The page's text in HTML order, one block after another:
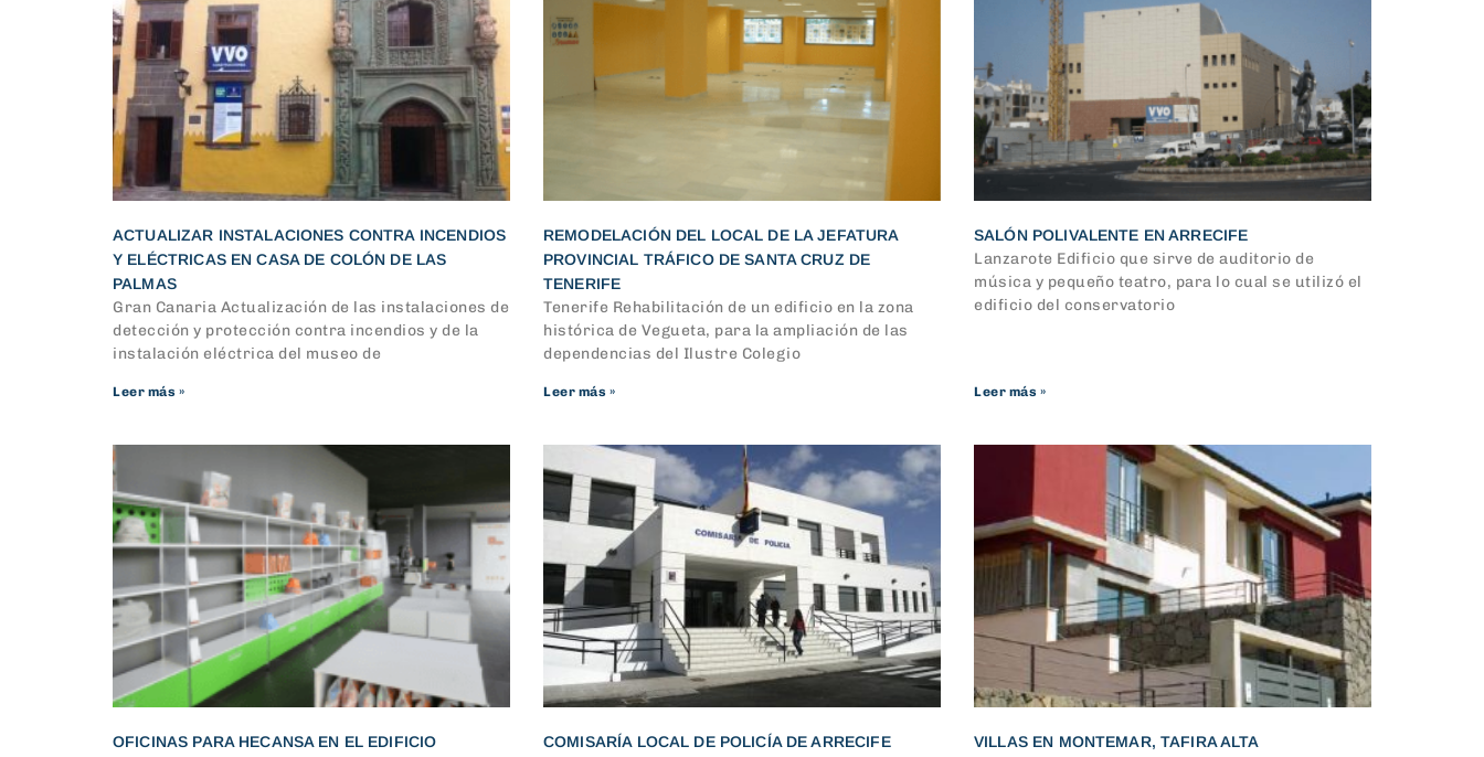
ACTUALIZAR INSTALACIONES CONTRA INCENDIOS
Y ELÉCTRICAS EN CASA DE COLÓN DE LAS
PALMAS
Gran Canaria Actualización de las instalaciones de
detección y protección contra incendios y de la
instalación eléctrica del museo de
Leer más »
REMODELACIÓN DEL LOCAL DE LA JEFATURA
PROVINCIAL TRÁFICO DE SANTA CRUZ DE
TENERIFE
Tenerife Rehabilitación de un edificio en la zona
histórica de Vegueta, para la ampliación de las
dependencias del Ilustre Colegio
Leer más »
SALÓN POLIVALENTE EN ARRECIFE
Lanzarote Edificio que sirve de auditorio de
música y pequeño teatro, para lo cual se utilizó el
edificio del conservatorio
Leer más »
OFICINAS PARA HECANSA EN EL EDIFICIO
COMISARÍA LOCAL DE POLICÍA DE ARRECIFE VILLAS EN MONTEMAR, TAFIRA ALTA